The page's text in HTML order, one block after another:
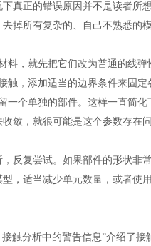
真正的错误原因并不是读者
掉所有复杂的、自己不熟悉的
料，就先把它们改为普通的线弹
触，添加适当的边界条件来固定
一个单独的部件。这样一直简
敛，就很可能是这个参数存在
反复尝试。如果部件的形状
，适当减少单元数量，或者
接触分析中的警告信息”介绍了